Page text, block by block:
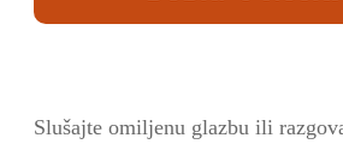
ljubičaste
Slušajte omiljenu glazbu ili